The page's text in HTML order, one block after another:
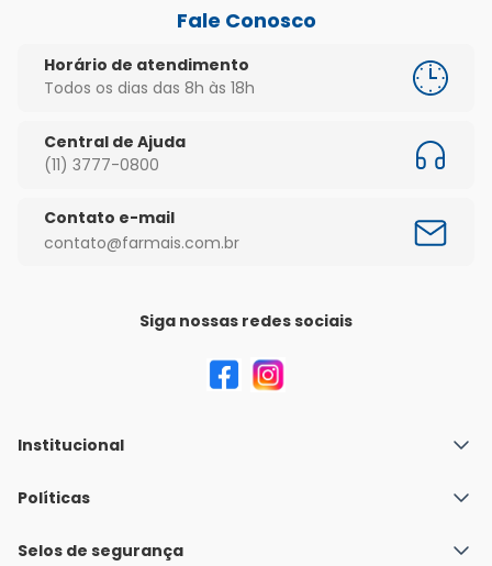
Fale Conosco
Horário de atendimento
Todos os dias das 8h às 18h
Central de Ajuda
(11) 3777-0800
Contato e-mail
contato@farmais.com.br
Siga nossas redes sociais
Institucional
Quem Somos
Nossas lojas
Políticas
Política de Envio
Selos de segurança